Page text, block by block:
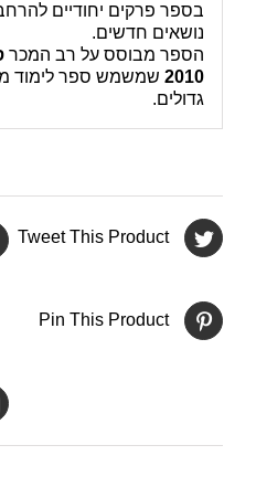
בספר פרקים יחודיים
נושאים חדשים.
הספר מבוסס על רב המכר
2010שמשמש ספר לימוד
גדולים.
Tweet This Product
Pin This Product